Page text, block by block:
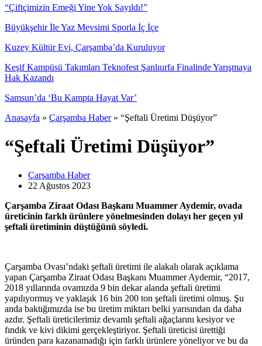
Anasayfa » Çarşamba Haber » “Şeftali Üretimi Düşüyor”
“Şeftali Üretimi Düşüyor”
Çarşamba Haber
22 Ağustos 2023
Çarşamba Ziraat Odası Başkanı Muammer Aydemir, ovada
üreticinin farklı ürünlere yönelmesinden dolayı her geçen yıl
şeftali üretiminin düştüğünü söyledi.
Çarşamba Ovası’ndaki şeftali üretimi ile alakalı olarak açıklama
yapan Çarşamba Ziraat Odası Başkanı Muammer Aydemir, “2017,
2018 yıllarında ovamızda 9 bin dekar alanda şeftali üretimi
yapılıyormuş ve yaklaşık 16 bin 200 ton şeftali üretimi olmuş. Şu
anda baktığımızda ise bu üretim miktarı belki yarısından da daha
azdır. Şeftali üreticilerimiz devamlı şeftali ağaçlarını kesiyor ve
fındık ve kivi dikimi gerçekleştiriyor. Şeftali üreticisi ürettiği
üründen para kazanamadığı için farklı ürünlere yöneliyor ve bu da